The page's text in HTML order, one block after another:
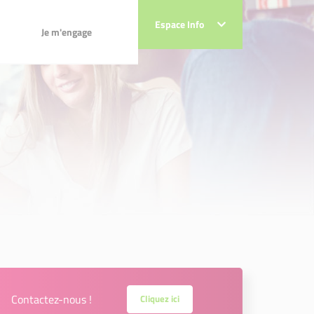
Je m'engage
Espace Info
Espace Info
Contactez-nous ! Cliquez ici